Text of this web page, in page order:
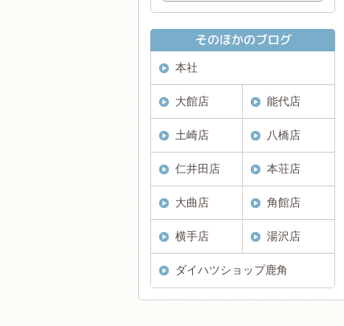
本社
大館店 能代店
土崎店 八橋店
仁井田店 本荘店
大曲店 角館店
横手店 湯沢店
ダイハツショップ鹿角